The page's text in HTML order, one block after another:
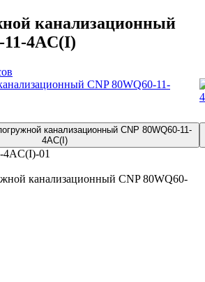
канализационный
11-4AC(I)
4AC(I)-01
канализационный CNP 80WQ60-